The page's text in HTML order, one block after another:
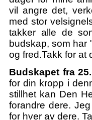
vil angre det,
med stor
takker alle de
budskap, som har
og fred.Takk for at
Budskapet fra
for din kropp i
stillhet kan Den
forandre dere.
for hver av dere.